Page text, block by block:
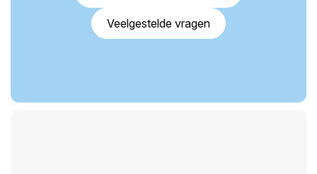
Veelgestelde vragen